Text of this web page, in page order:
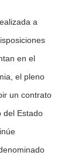
a
en el
el pleno
un contrato
del Estado